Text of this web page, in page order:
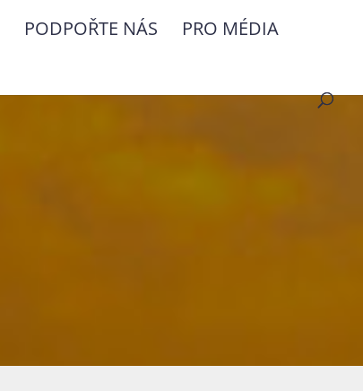
PODPOŘTE NÁS
PRO MÉDIA